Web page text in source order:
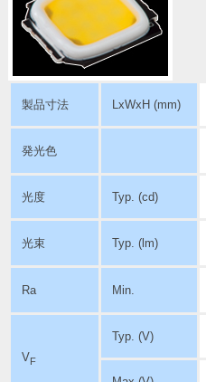
製品寸法 LxWxH (mm)
発光色
光度 Typ. (cd)
光束 Typ. (lm)
Ra Min.
VF
Typ. (V)